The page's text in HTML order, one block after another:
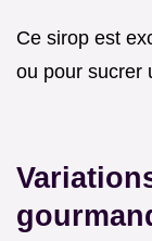
Ce sirop est
ou pour sucrer